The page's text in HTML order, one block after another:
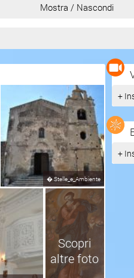
altarini sono abbelliti da
scolpito, decorato in oro
Mostra / Nascondi
�Stelle_e_Ambiente
Scopri
altre foto
+
+